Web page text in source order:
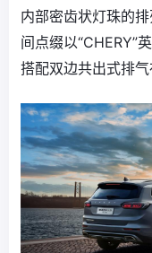
内部密齿状灯珠的
间点缀以“CHERY”
搭配双边共出式排气